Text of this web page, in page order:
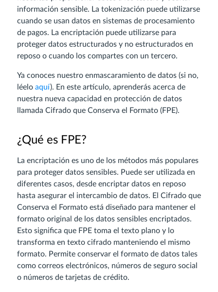
información sensible. La tokenización puede utilizarse
cuando se usan datos en sistemas de procesamiento
de pagos. La encriptación puede utilizarse para
proteger datos estructurados y no estructurados en
reposo o cuando los compartes con un tercero.
Ya conoces nuestro enmascaramiento de datos (si no,
léelo aquí). En este artículo, aprenderás acerca de
nuestra nueva capacidad en protección de datos
llamada Cifrado que Conserva el Formato (FPE).
¿Qué es FPE?
La encriptación es uno de los métodos más populares
para proteger datos sensibles. Puede ser utilizada en
diferentes casos, desde encriptar datos en reposo
hasta asegurar el intercambio de datos. El Cifrado que
Conserva el Formato está diseñado para mantener el
formato original de los datos sensibles encriptados.
Esto significa que FPE toma el texto plano y lo
transforma en texto cifrado manteniendo el mismo
formato. Permite conservar el formato de datos tales
como correos electrónicos, números de seguro social
o números de tarjetas de crédito.